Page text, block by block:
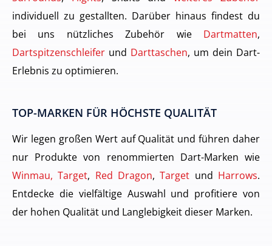
individuell zu gestallten. Darüber hinaus findest du
bei uns nützliches Zubehör wie Dartmatten,
Dartspitzenschleifer und Darttaschen, um dein Dart-
Erlebnis zu optimieren.
TOP-MARKEN FÜR HÖCHSTE QUALITÄT
Wir legen großen Wert auf Qualität und führen daher
nur Produkte von renommierten Dart-Marken wie
Winmau, Target, Red Dragon,Target und Harrows.
Entdecke die vielfältige Auswahl und profitiere von
der hohen Qualität und Langlebigkeit dieser Marken.